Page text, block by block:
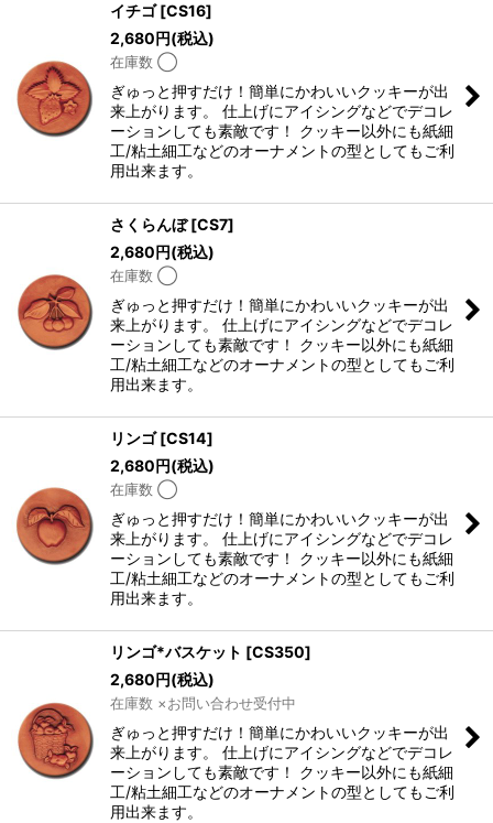
イチゴ [CS16]
2,680円(税込)
在庫数 ◯
ぎゅっと押すだけ！簡単にかわいいクッキーが出
来上がります。 仕上げにアイシングなどでデコレ
ーションしても素敵です！ クッキー以外にも紙細
工/粘土細工などのオーナメントの型としてもご利
用出来ます。
さくらんぼ [CS7]
2,680円(税込)
在庫数 ◯
ぎゅっと押すだけ！簡単にかわいいクッキーが出
来上がります。 仕上げにアイシングなどでデコレ
ーションしても素敵です！ クッキー以外にも紙細
工/粘土細工などのオーナメントの型としてもご利
用出来ます。
リンゴ [CS14]
2,680円(税込)
在庫数 ◯
ぎゅっと押すだけ！簡単にかわいいクッキーが出
来上がります。 仕上げにアイシングなどでデコレ
ーションしても素敵です！ クッキー以外にも紙細
工/粘土細工などのオーナメントの型としてもご利
用出来ます。
リンゴ*バスケット [CS350]
2,680円(税込)
在庫数 ×お問い合わせ受付中
ぎゅっと押すだけ！簡単にかわいいクッキーが出
来上がります。 仕上げにアイシングなどでデコレ
ーションしても素敵です！ クッキー以外にも紙細
工/粘土細工などのオーナメントの型としてもご利
用出来ます。